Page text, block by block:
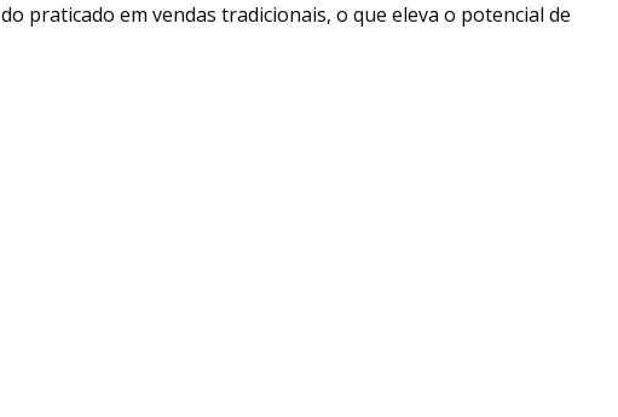
praticado em vendas tradicionais, o que eleva o potencial de